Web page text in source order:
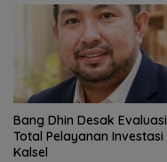
‎Bang Dhin Desak Evaluasi
Total Pelayanan Investasi
Kalsel